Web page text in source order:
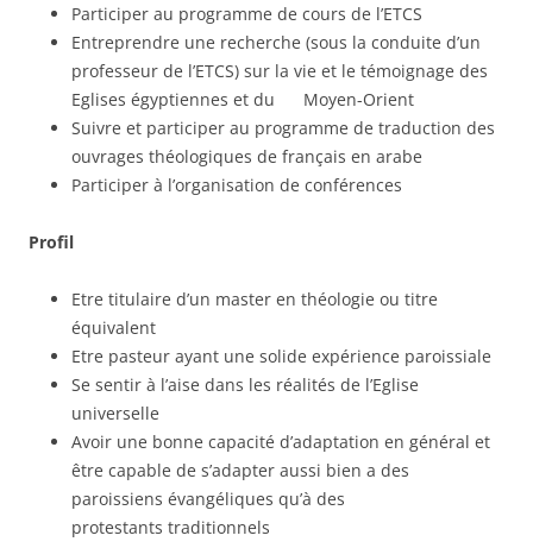
Participer au programme de cours de l’ETCS
Entreprendre une recherche (sous la conduite d’un
professeur de l’ETCS) sur la vie et le témoignage des
Eglises égyptiennes et du Moyen-Orient
Suivre et participer au programme de traduction des
ouvrages théologiques de français en arabe
Participer à l’organisation de conférences
Profil
Etre titulaire d’un master en théologie ou titre
équivalent
Etre pasteur ayant une solide expérience paroissiale
Se sentir à l’aise dans les réalités de l’Eglise
universelle
Avoir une bonne capacité d’adaptation en général et
être capable de s’adapter aussi bien a des
paroissiens évangéliques qu’à des
protestants traditionnels